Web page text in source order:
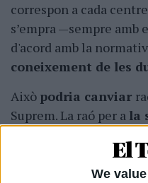
We
correspon a cada
s’empra —sempre
d'acord amb la
coneixement de les
Això podria canviar
Suprem. La raó per a la
justificar-ho, fa el
Diario de